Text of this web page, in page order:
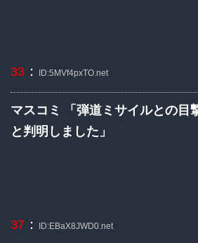
33 ： ID:5MVf4pxTO.net
マスコミ 「弾道ミサイルとの目
と判明しました」
37 ： ID:EBaX8JWD0.net